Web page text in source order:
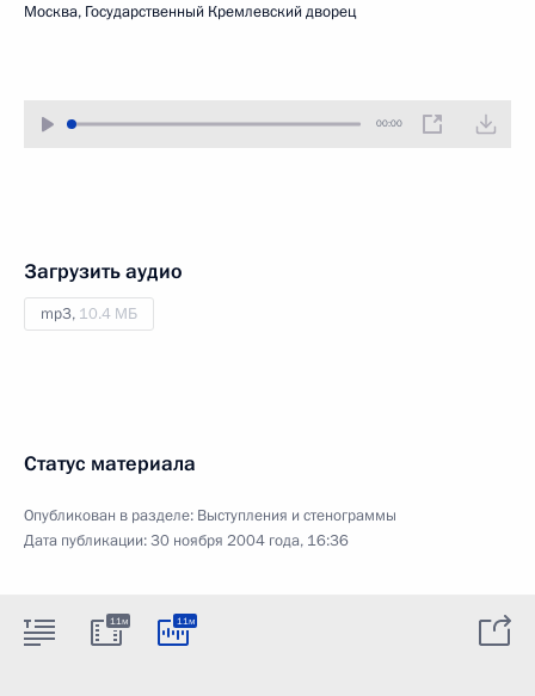
Москва, Государственный Кремлевский дворец
00:00
Загрузить аудио
mp3, 10.4 МБ
Статус материала
Опубликован в разделе: Выступления и стенограммы
Дата публикации:30 ноября 2004 года, 16:36
11м 11м